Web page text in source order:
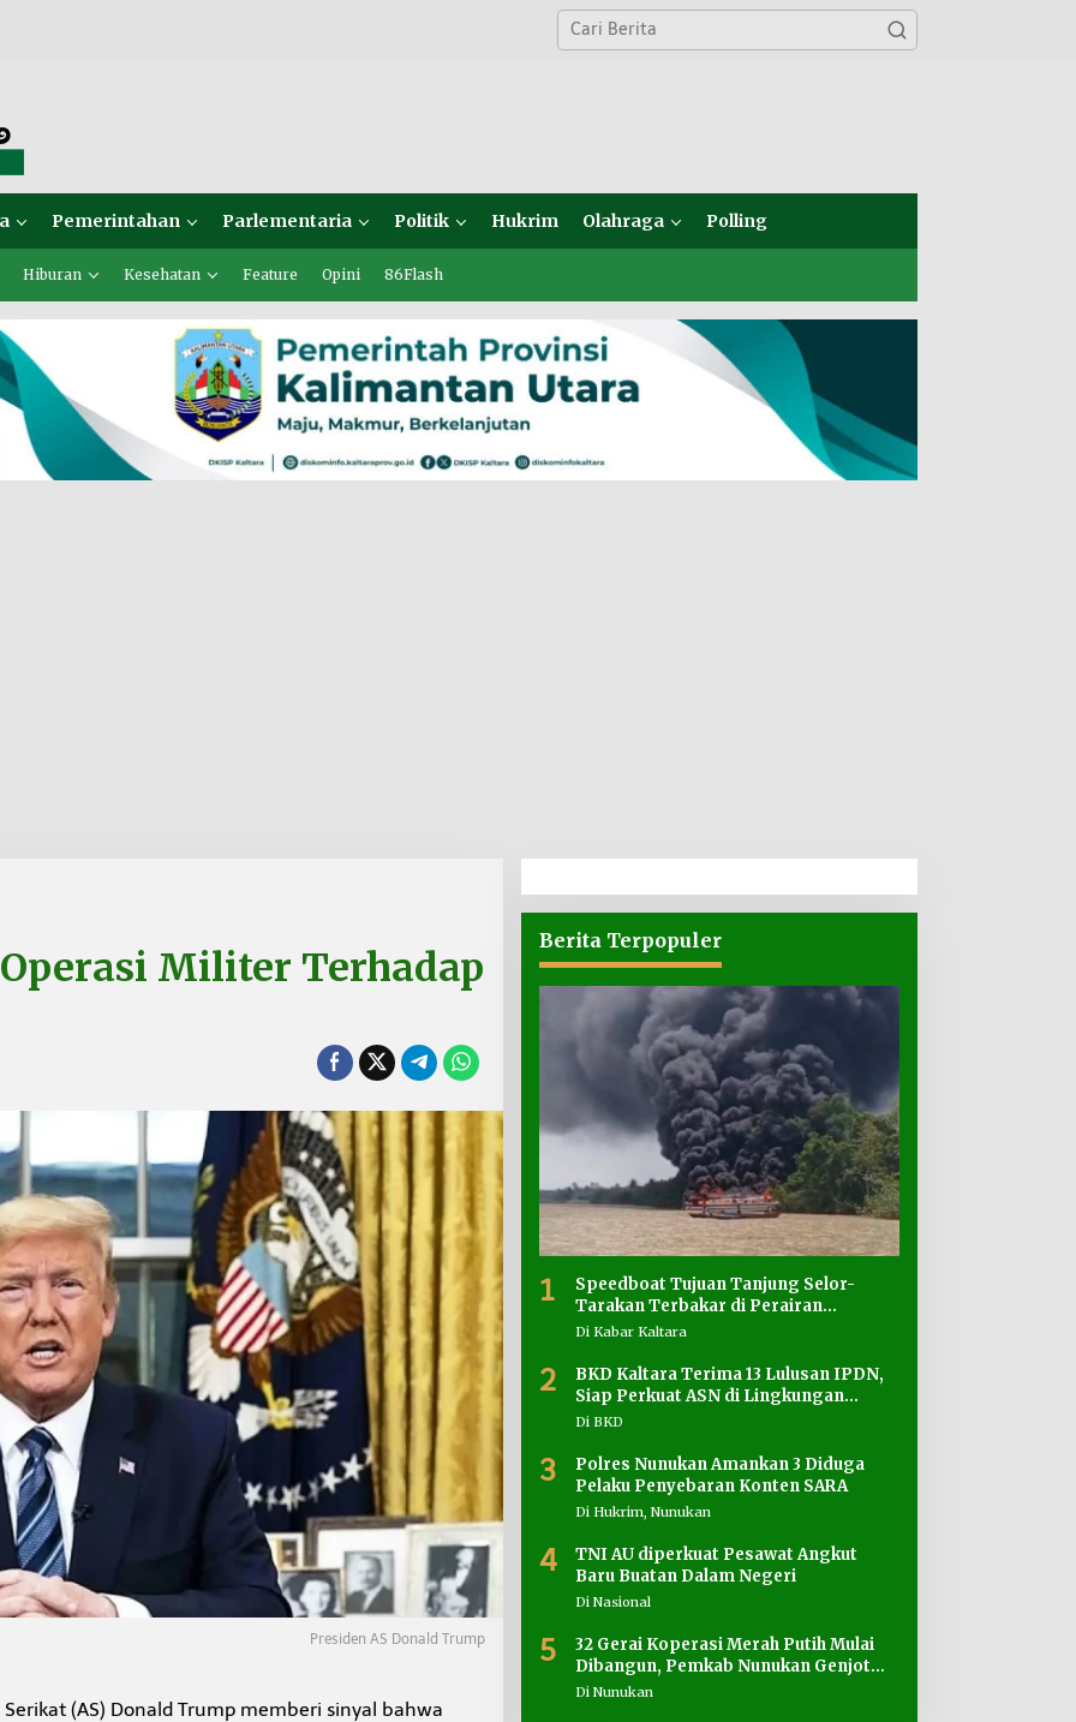
Pemerintahan Parlementaria Politik Hukrim Olahraga Polling
Hiburan Kesehatan Feature Opini 86Flash
Militer Terhadap
Presiden AS Donald Trump
(AS) Donald Trump memberi sinyal bahwa
Berita Terpopuler
1
Speedboat Tujuan Tanjung Selor-
Tarakan Terbakar di Perairan
Salimbatu
Di Kabar Kaltara
2
BKD Kaltara Terima 13 Lulusan IPDN,
Siap Perkuat ASN di Lingkungan
Pemprov
Di BKD
3
Polres Nunukan Amankan 3 Diduga
Pelaku Penyebaran Konten SARA
Di Hukrim, Nunukan
4
TNI AU diperkuat Pesawat Angkut
Baru Buatan Dalam Negeri
Di Nasional
5
32 Gerai Koperasi Merah Putih Mulai
Dibangun, Pemkab Nunukan Genjot
Penyediaan Lahan
Di Nunukan